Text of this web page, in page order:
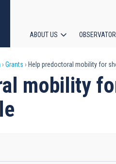
navigation
ABOUT US
Grants Help predoctoral mobility for
mobility